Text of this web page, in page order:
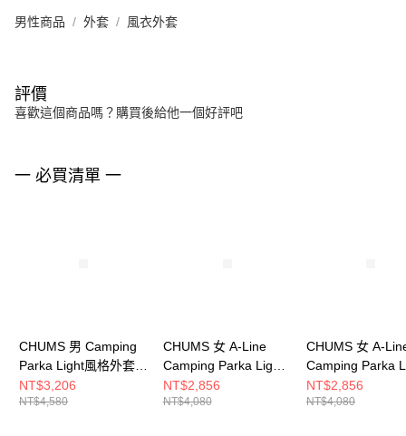
男性商品 外套 風衣外套
評價
喜歡這個商品嗎？購買後給他一個好評吧
一 必買清單 一
CHUMS 男 Camping
Parka Light風格外套
CH041396C081
NT$3,206
NT$4,580
CHUMS 女 A-Line
Camping Parka Light
風格外套
CH181284W004
NT$2,856
NT$4,080
CHUMS 女 A-
Camping Parka
風格外套
CH181284D001
NT$2,856
NT$4,080